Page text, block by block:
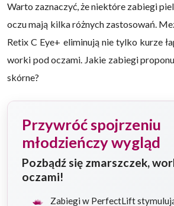
Warto zaznaczyć, że niektóre zabiegi
oczu mają kilka różnych zastosowań.
Retix C Eye+ eliminują nie tylko kurze
worki pod oczami. Jakie zabiegi
skórne?
Przywróć spojrzeniu
młodzieńczy wygląd
Pozbądź się zmarszczek,
oczami!
Zabiegi w PerfectLift